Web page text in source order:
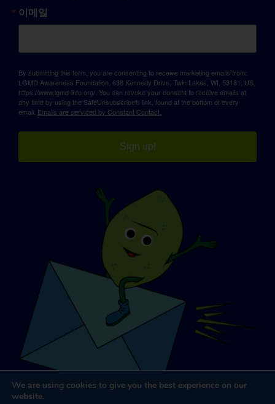
이메일
By submitting this form, you are consenting to receive marketing emails from:
LGMD Awareness Foundation, 638 Kennedy Drive, Twin Lakes, WI, 53181, US,
https://www.lgmd-info.org/. You can revoke your consent to receive emails at
any time by using the SafeUnsubscribe® link, found at the bottom of every
email. Emails are serviced by Constant Contact.
Sign up!
We are using cookies to give you the best experience on our
website.